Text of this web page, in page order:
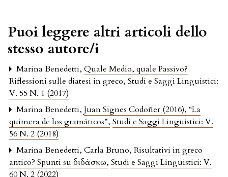
Puoi leggere altri articoli dello
stesso autore/i
Marina Benedetti, Quale Medio, quale Passivo?
Riflessioni sulle diatesi in greco, Studi e Saggi Linguistici:
V. 55 N. 1 (2017)
Marina Benedetti, Juan Signes Codoñer (2016), “La
quimera de los gramáticos”, Studi e Saggi Linguistici: V.
56 N. 2 (2018)
Marina Benedetti, Carla Bruno, Risultativi in greco
antico? Spunti su διδάσκω, Studi e Saggi Linguistici: V.
60 N. 2 (2022)